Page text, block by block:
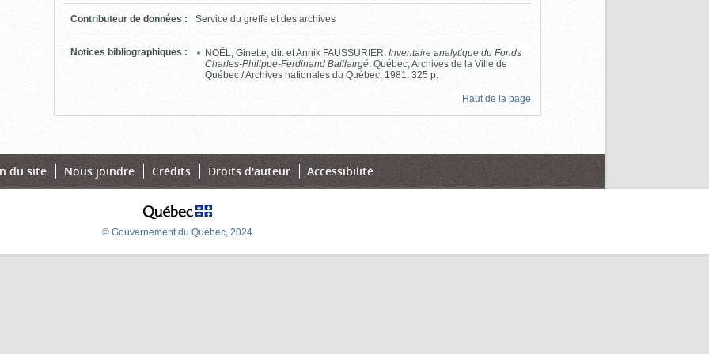
Contributeur de données : Service du greffe et des archives
Notices bibliographiques : NOËL, Ginette, dir. et Annik FAUSSURIER.Inventaire analytique du Fonds
Charles-Philippe-Ferdinand Baillairgé. Québec, Archives de la Ville de
Québec / Archives nationales du Québec, 1981. 325 p.
Haut de la page
du site Nous joindre Crédits Droits d'auteur Accessibilité
© Gouvernement du Québec, 2024